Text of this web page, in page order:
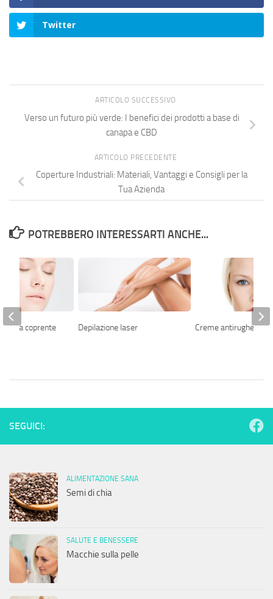
Twitter
ARTICOLO SUCCESSIVO
Verso un futuro più verde: I benefici dei prodotti a base di
canapa e CBD
ARTICOLO PRECEDENTE
Coperture Industriali: Materiali, Vantaggi e Consigli per la
Tua Azienda
POTREBBERO INTERESSARTI ANCHE...
Depilazione laser Creme antirughe
coprente
SEGUICI:
ALIMENTAZIONE SANA
Semi di chia
SALUTE E BENESSERE
Macchie sulla pelle